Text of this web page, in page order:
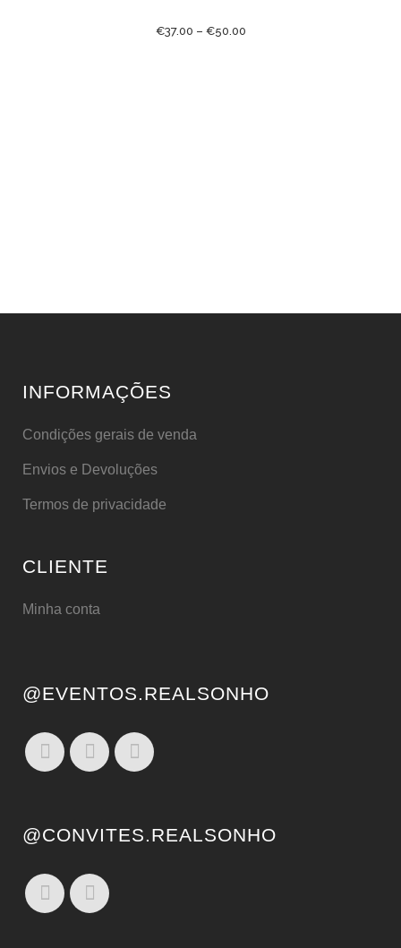
€37.00 – €50.00
INFORMAÇÕES
Condições gerais de venda
Envios e Devoluções
Termos de privacidade
CLIENTE
Minha conta
@EVENTOS.REALSONHO
@CONVITES.REALSONHO